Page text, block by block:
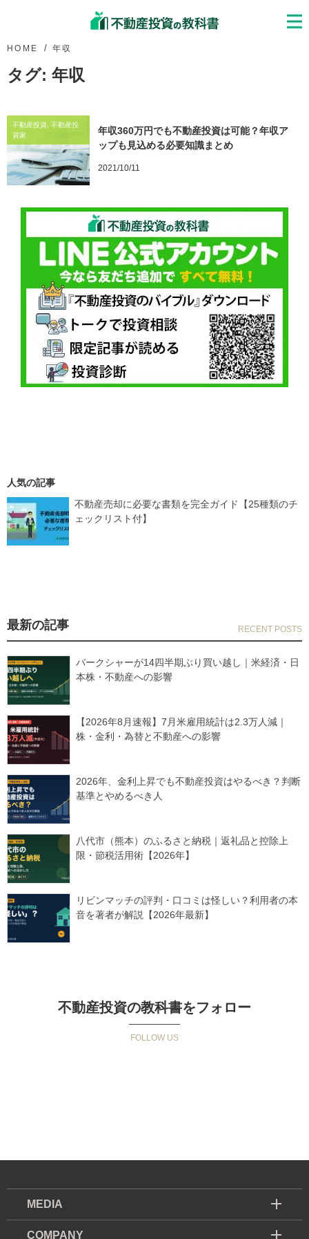
HOME 年収
タグ: 年収
不動産投資, 不動産投
資家
年収360万円でも不動産投資は可能？年収ア
ップも見込める必要知識まとめ
2021/10/11
不動産売却に必要な書類を完全ガイド【25種類のチ
ェックリスト付】
人気の記事
最新の記事
バークシャーが14四半期ぶり買い越し｜米経済・日
本株・不動産への影響
【2026年8月速報】7月米雇用統計は2.3万人減｜
株・金利・為替と不動産への影響
2026年、金利上昇でも不動産投資はやるべき？判断
基準とやめるべき人
八代市（熊本）のふるさと納税｜返礼品と控除上
限・節税活用術【2026年】
リビンマッチの評判・口コミは怪しい？利用者の本
音を著者が解説【2026年最新】
不動産投資の教科書をフォロー
MEDIA
COMPANY